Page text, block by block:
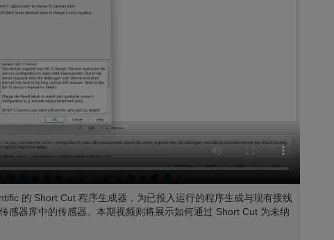
的 Short Cut 程序生成器，为已投入运行的程序生成与现有接线
感器库中的传感器。本期视频则将展示如何通过 Short Cut 为未纳